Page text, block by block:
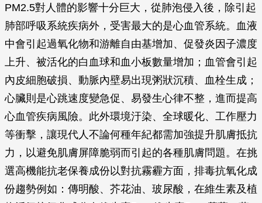
PM2.5對人體的影響十分巨大，從肺泡侵入後，除引起
肺部呼吸系統疾病外，受害最大的是心血管系統。血液
中會引起過氧化物和游離自由基增加、促發炎因子濃度
上升、被活化的白血球和血小板數量增加；血管會引起
內皮細胞破損、動脈內壁易出現粥狀沉積、血栓生成；
心臟則是心跳速度變急促、易發生心律不整，進而提高
心血管疾病風險。此外環境汙染、全球暖化、工作壓力
等衝擊，讓現代人不論何種年紀都需加強提升肌膚抵抗
力，以避免肌膚屏障脆弱而引起的各種肌膚問題。在挑
選高機能抗老保養成份以對抗霧霾方面，排毒抗氧化成
份趨勢例如：傳明酸、芥花油、玻尿酸，在維生素及植